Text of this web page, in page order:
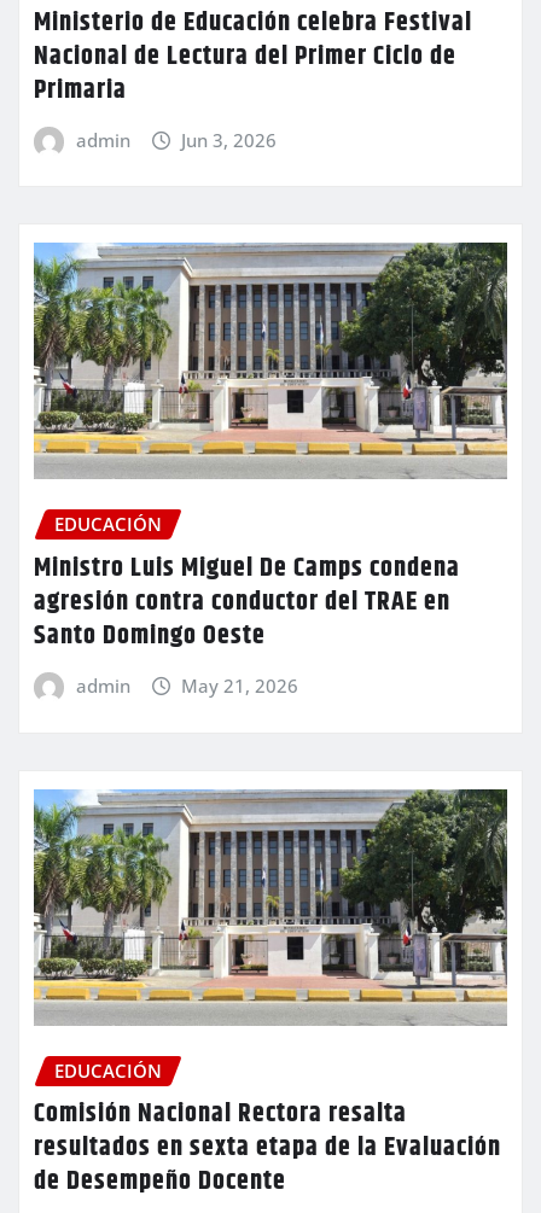
Ministerio de Educación celebra Festival
Nacional de Lectura del Primer Ciclo de
Primaria
admin Jun 3, 2026
EDUCACIÓN
Ministro Luis Miguel De Camps condena
agresión contra conductor del TRAE en
Santo Domingo Oeste
admin May 21, 2026
EDUCACIÓN
Comisión Nacional Rectora resalta
resultados en sexta etapa de la Evaluación
de Desempeño Docente